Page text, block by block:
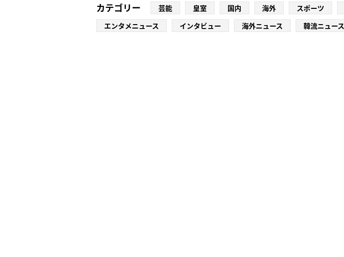
カテゴリー 芸能 皇室 国内 海外 スポーツ
エンタメニュース
インタビュー 海外ニュース 韓流ニュース